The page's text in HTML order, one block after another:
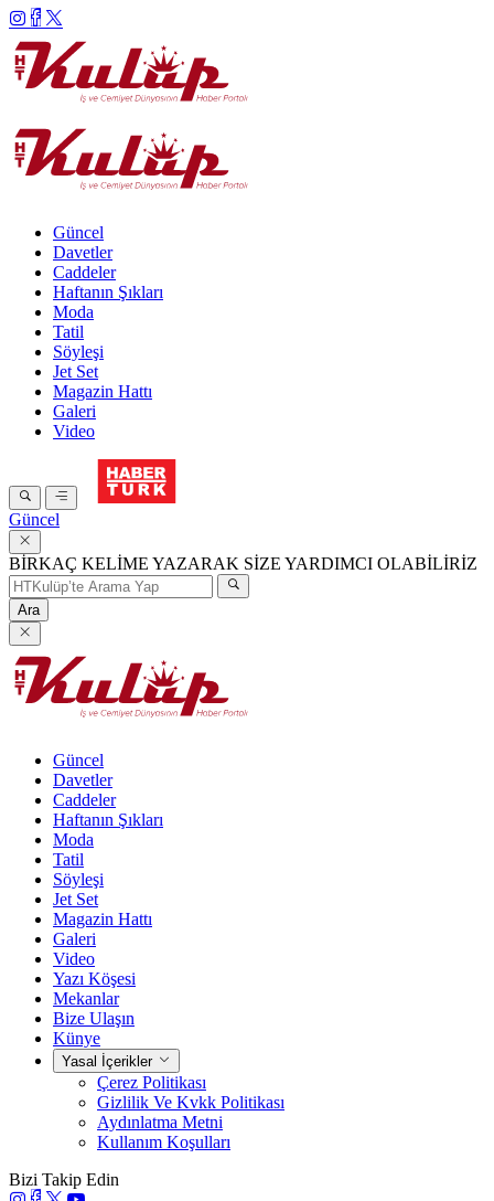
Güncel
Davetler
Caddeler
Haftanın Şıkları
Moda
Tatil
Söyleşi
Jet Set
Magazin Hattı
Galeri
Video
Güncel
BİRKAÇ KELİME YAZARAK SİZE YARDIMCI OLABİLİRİZ
Ara
Güncel
Davetler
Caddeler
Haftanın Şıkları
Moda
Tatil
Söyleşi
Jet Set
Magazin Hattı
Galeri
Video
Yazı Köşesi
Mekanlar
Bize Ulaşın
Künye
Yasal İçerikler
Çerez Politikası
Gizlilik Ve Kvkk Politikası
Aydınlatma Metni
Kullanım Koşulları
Bizi Takip Edin